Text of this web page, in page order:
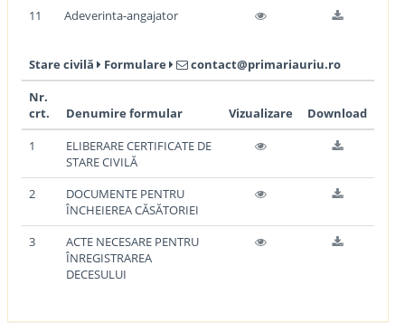
11
Adeverinta-angajator
Stare civilă Formulare
contact@primariauriu.ro
Nr.
crt.
Denumire formular Vizualizare
Download
1
ELIBERARE CERTIFICATE DE
STARE CIVILĂ
2
DOCUMENTE PENTRU
ÎNCHEIEREA CĂSĂTORIEI
3
ACTE NECESARE PENTRU
ÎNREGISTRAREA
DECESULUI